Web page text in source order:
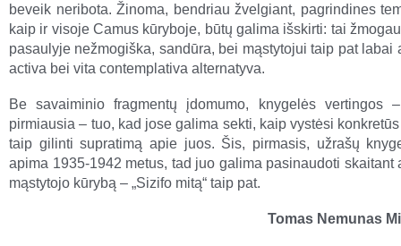
beveik neribota. Žinoma, bendriau žvelgiant, pagrindines
kaip ir visoje Camus kūryboje, būtų galima išskirti: tai
pasaulyje nežmogiška, sandūra, bei mąstytojui taip pat labai
activa bei vita contemplativa alternatyva.
Be savaiminio fragmentų įdomumo, knygelės vertingos
pirmiausia – tuo, kad jose galima sekti, kaip vystėsi
taip gilinti supratimą apie juos. Šis, pirmasis, užrašų
apima 1935-1942 metus, tad juo galima pasinaudoti skaitant
mąstytojo kūrybą – „Sizifo mitą“ taip pat.
Tomas Nemunas